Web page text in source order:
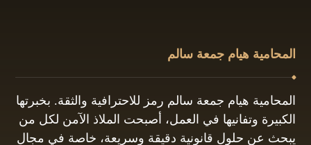
المحامية هيام جمعة سالم
المحامية هيام جمعة سالم رمز للاحترافية والثقة. بخبرتها
الكبيرة وتفانيها في العمل، أصبحت الملاذ الآمن لكل من
يبحث عن حلول قانونية دقيقة وسريعة، خاصة في مجال